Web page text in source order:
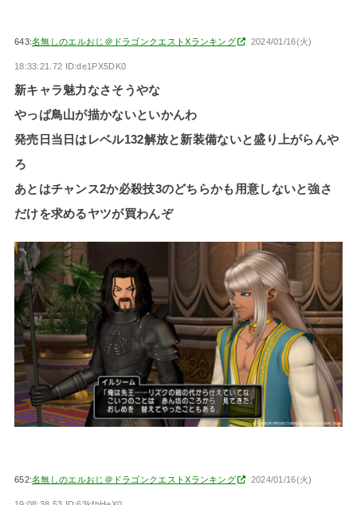
643:名無しのエルおじ＠ドラゴンクエストXランキング 2024/01/16(火)
18:33:21.72 ID:de1PX5DK0
新キャラ魅力なさそうやな
やっぱ鳥山が描かないといかんわ
発売日当日はレベル132解放と新装備ないと盛り上がらんや
ろ
あとはチャンス2か必殺技3のどちらかも用意しないと強さ
だけを求めるヤツが買わんぞ
652:名無しのエルおじ＠ドラゴンクエストXランキング 2024/01/16(火)